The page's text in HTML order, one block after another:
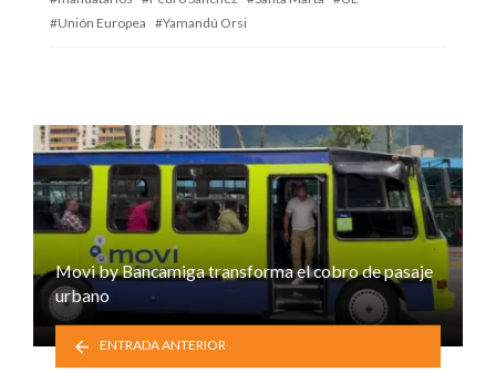
Unión Europea
Yamandú Orsi
Movi by Bancamiga transforma el cobro de pasaje
urbano
ENTRADA ANTERIOR